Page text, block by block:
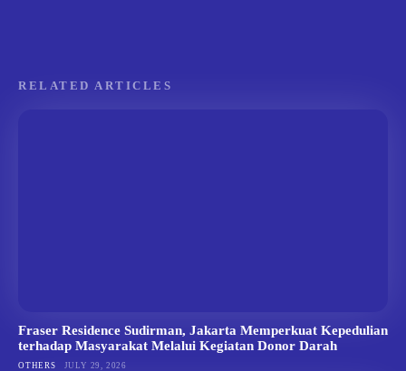
RELATED ARTICLES
Fraser Residence Sudirman, Jakarta Memperkuat Kepedulian
terhadap Masyarakat Melalui Kegiatan Donor Darah
OTHERS JULY 29, 2026